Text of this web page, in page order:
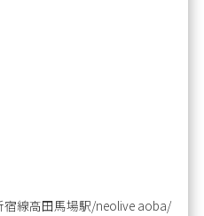
線高田馬場駅/neolive aoba/